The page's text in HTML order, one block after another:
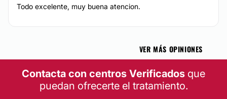
Microdermoabrasión
Todo excelente, muy buena atencion.
VER MÁS OPINIONES
Contacta con centros Verificados que
puedan ofrecerte el tratamiento.